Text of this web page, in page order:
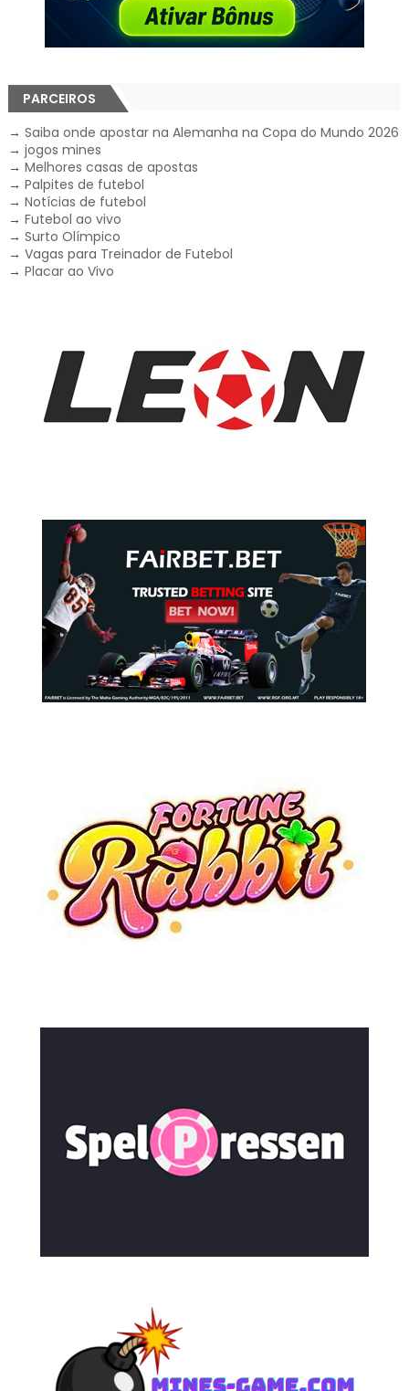
PARCEIROS
→ Saiba onde apostar na Alemanha na Copa do Mundo 2026
→ jogos mines
→ Melhores casas de apostas
→ Palpites de futebol
→ Notícias de futebol
→ Futebol ao vivo
→ Surto Olímpico
→ Vagas para Treinador de Futebol
→ Placar ao Vivo